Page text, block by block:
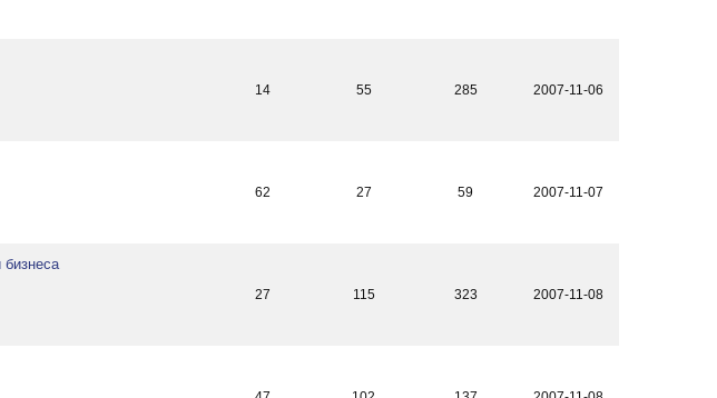
14
55 285 2007-11-06
62
27 59 2007-11-07
27
115 323 2007-11-08